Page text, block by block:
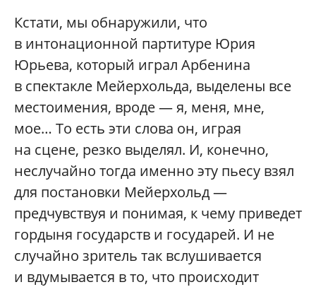
Кстати, мы обнаружили, что
в интонационной партитуре Юрия
Юрьева, который играл Арбенина
в спектакле Мейерхольда, выделены все
местоимения, вроде — я, меня, мне,
мое… То есть эти слова он, играя
на сцене, резко выделял. И, конечно,
неслучайно тогда именно эту пьесу взял
для постановки Мейерхольд —
предчувствуя и понимая, к чему приведет
гордыня государств и государей. И не
случайно зритель так вслушивается
и вдумывается в то, что происходит